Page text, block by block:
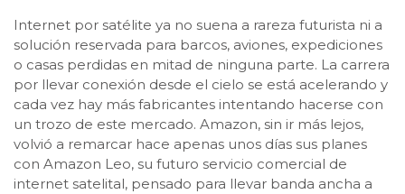
Internet por satélite ya no suena a rareza futurista ni a
solución reservada para barcos, aviones, expediciones
o casas perdidas en mitad de ninguna parte. La carrera
por llevar conexión desde el cielo se está acelerando y
cada vez hay más fabricantes intentando hacerse con
un trozo de este mercado. Amazon, sin ir más lejos,
volvió a remarcar hace apenas unos días sus planes
con Amazon Leo, su futuro servicio comercial de
internet satelital, pensado para llevar banda ancha a